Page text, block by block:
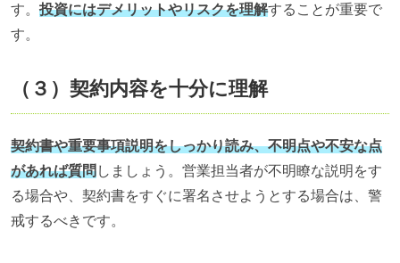
す。 投資にはデメリットやリスクを理解することが重要で
す。
（３）契約内容を十分に理解
契約書や重要事項説明をしっかり読み、不明点や不安な点
があれば質問しましょう。営業担当者が不明瞭な説明をす
る場合や、契約書をすぐに署名させようとする場合は、警
戒するべきです。